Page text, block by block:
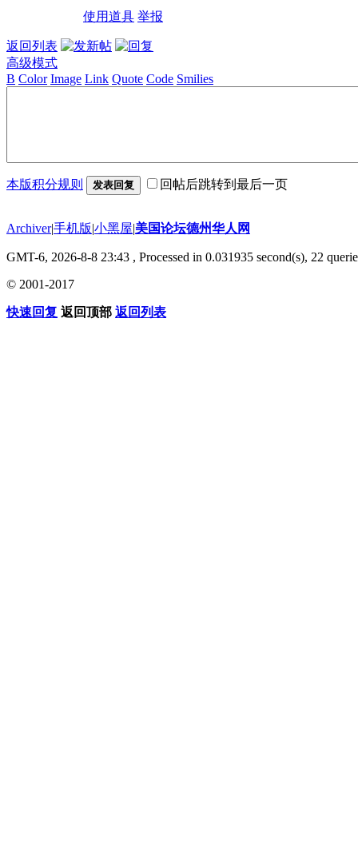
使用道具 举报
返回列表
高级模式
B Color Image Link Quote Code Smilies
本版积分规则 发表回复 回帖后跳转到最后一页
Archiver|手机版|小黑屋|美国论坛德州华人网
GMT-6, 2026-8-8 23:43 , Processed in 0.031935 second(s), 22
© 2001-2017
快速回复 返回顶部 返回列表